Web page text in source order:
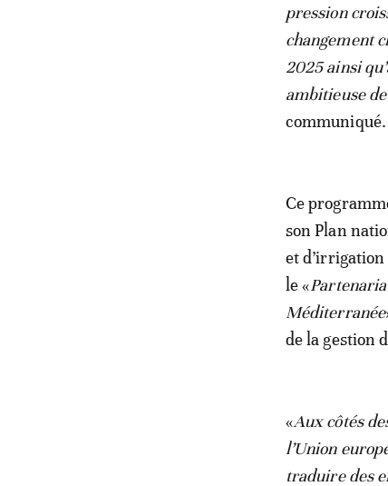
pression
changement
2025 ainsi
ambitieuse
communiqué.
Ce
son Plan
et
le «
Méditerranée
de la gestion
«Aux côtés
l’Union
traduire des